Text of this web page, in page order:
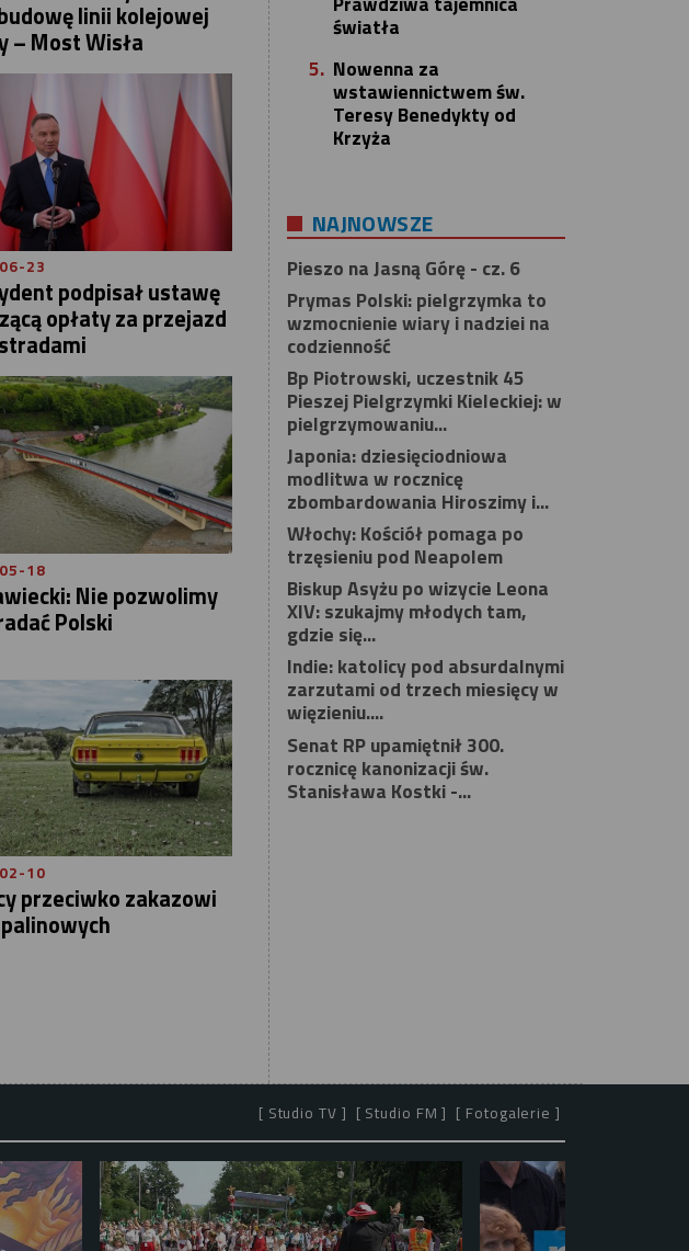
linii kolejowej
– Most Wisła
23
podpisał ustawę
opłaty za przejazd
18
Nie pozwolimy
Polski
10
przeciwko zakazowi
światła
5. Nowenna za
wstawiennictwem św.
Teresy Benedykty od
Krzyża
NAJNOWSZE
Pieszo na Jasną Górę - cz. 6
Prymas Polski: pielgrzymka to
wzmocnienie wiary i nadziei na
codzienność
Bp Piotrowski, uczestnik 45
Pieszej Pielgrzymki Kieleckiej: w
pielgrzymowaniu...
Japonia: dziesięciodniowa
modlitwa w rocznicę
zbombardowania Hiroszimy i...
Włochy: Kościół pomaga po
trzęsieniu pod Neapolem
Biskup Asyżu po wizycie Leona
XIV: szukajmy młodych tam,
gdzie się...
Indie: katolicy pod absurdalnymi
zarzutami od trzech miesięcy w
więzieniu....
Senat RP upamiętnił 300.
rocznicę kanonizacji św.
Stanisława Kostki -...
[ Studio TV ] [ Studio FM ] [ Fotogalerie ]